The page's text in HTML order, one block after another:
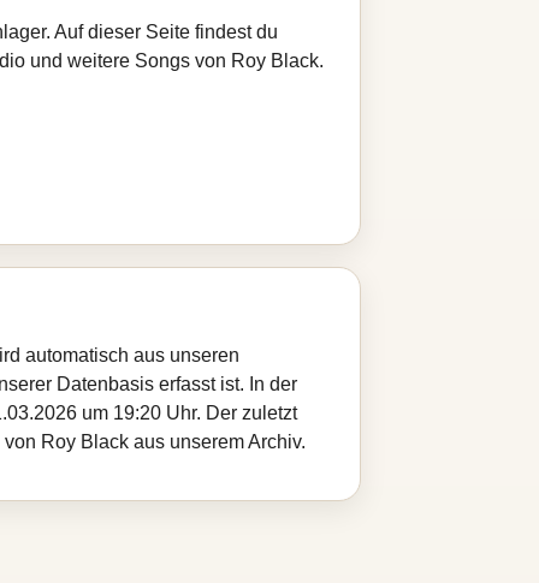
Auf dieser Seite findest du
und weitere Songs von Roy Black.
automatisch aus unseren
Datenbasis erfasst ist. In der
um 19:20 Uhr. Der zuletzt
Roy Black aus unserem Archiv.